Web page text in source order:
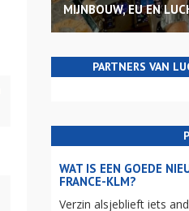
MIJNBOUW, EU EN
PARTNERS VAN
WAT IS EEN GOEDE
FRANCE-KLM?
Verzin alsjeblieft iets